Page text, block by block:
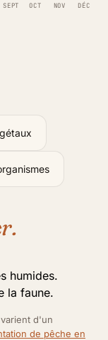
SEPT OCT NOV DÉC
humides.
la faune.
d'un
de pêche en